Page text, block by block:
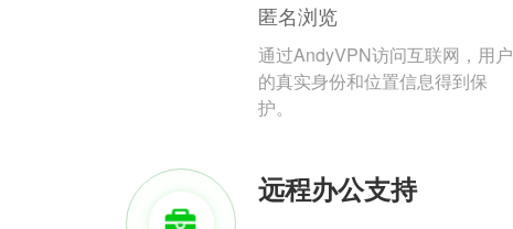
匿名浏览
通过AndyVPN访问互联网，用户
的真实身份和位置信息得到保
护。
远程办公支持